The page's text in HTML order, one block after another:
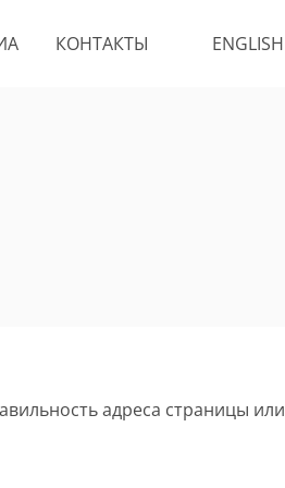
ENGLISH
КОНТАКТЫ
адреса страницы или